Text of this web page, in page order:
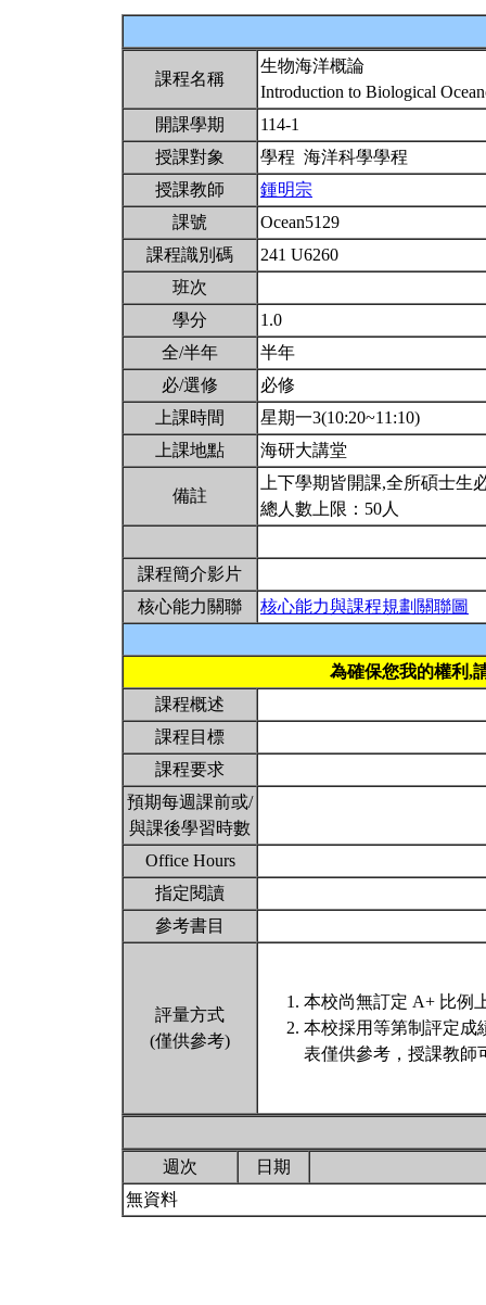
課程名稱
生物海洋概論
Introduction to Biological
開課學期
114-1
授課對象
學程 海洋科學學程
授課教師
鍾明宗
課號
Ocean5129
課程識別碼
241 U6260
班次
學分
1.0
全/半年
半年
必/選修
必修
上課時間
星期一3(10:20~11:10)
上課地點
海研大講堂
備註
上下學期皆開課,全所碩士生
總人數上限：50人
課程簡介影片
核心能力關聯
核心能力與課程規劃關聯圖
為確保您我的權利,
課程概述
課程目標
課程要求
預期每週課前或/
與課後學習時數
Office Hours
指定閱讀
參考書目
評量方式
(僅供參考)
本校尚無訂定 A+ 比例
本校採用等第制評定成
表僅供參考，授課教師
週次
日期
無資料